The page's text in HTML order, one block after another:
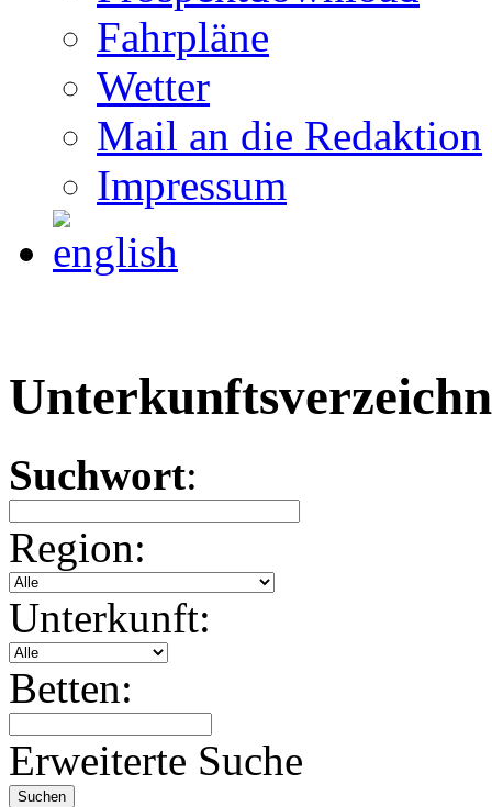
Fahrpläne
Wetter
Mail an die Redaktion
Impressum
Suchwort:
Region:
Unterkunft:
Betten:
Erweiterte Suche